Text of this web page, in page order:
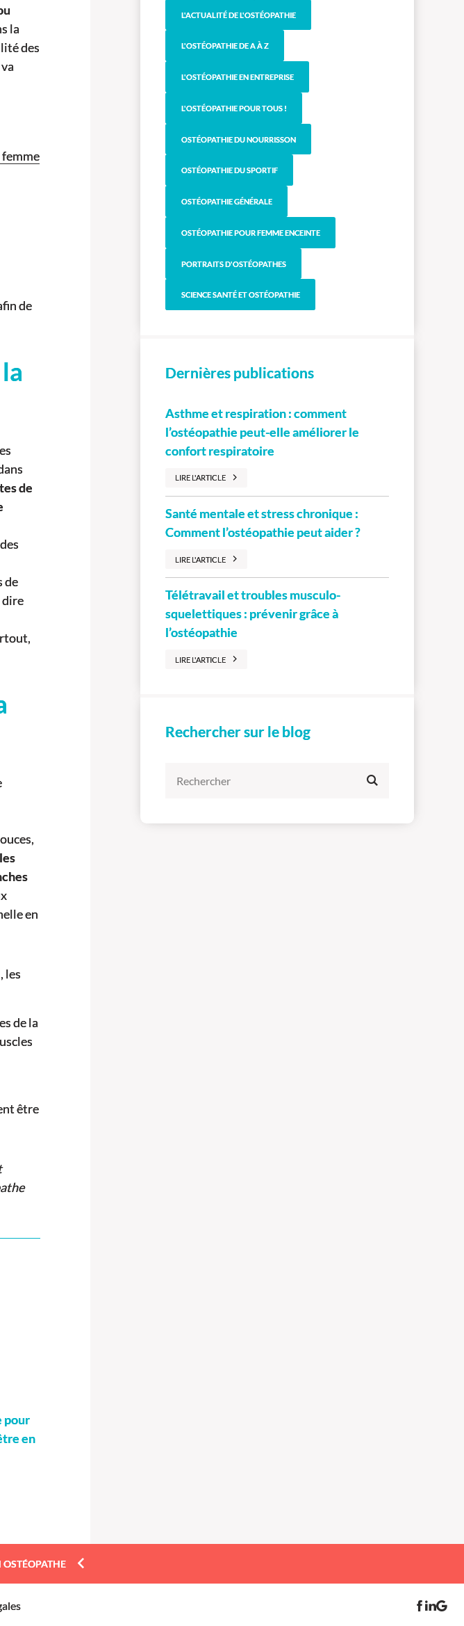
la
des
de
de
de
dire
en
les
de la
être
pour
en
L'ACTUALITÉ DE L'OSTÉOPATHIE
L'OSTÉOPATHIE DE A À Z
L'OSTÉOPATHIE EN ENTREPRISE
L'OSTÉOPATHIE POUR TOUS !
OSTÉOPATHIE DU NOURRISSON
OSTÉOPATHIE DU SPORTIF
OSTÉOPATHIE GÉNÉRALE
OSTÉOPATHIE POUR FEMME ENCEINTE
PORTRAITS D'OSTÉOPATHES
SCIENCE SANTÉ ET OSTÉOPATHIE
Dernières publications
Asthme et respiration : comment
l’ostéopathie peut-elle améliorer le
confort respiratoire
LIRE L'ARTICLE
Santé mentale et stress chronique :
Comment l’ostéopathie peut aider ?
LIRE L'ARTICLE
Télétravail et troubles musculo-
squelettiques : prévenir grâce à
l’ostéopathie
LIRE L'ARTICLE
Rechercher sur le blog
OSTÉOPATHE